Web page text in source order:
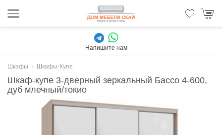
Напишите нам
Шкафы Шкафы-Купе
Шкаф-купе 3-дверный зеркальный Бассо 4-600,
дуб млечный/токио